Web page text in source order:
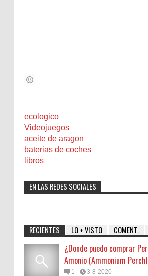
ecologico
Videojuegos
aceite de aragon
baterias de coches
libros
EN LAS REDES SOCIALES
RECIENTES LO + VISTO COMENT.
¿Donde puedo comprar
Amonio (Ammonium
1 3-8-2020